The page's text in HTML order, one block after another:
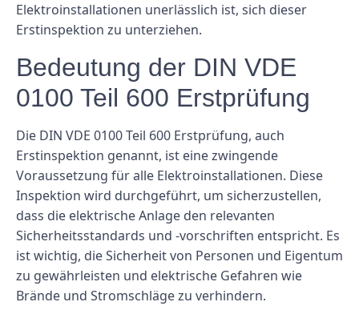
Elektroinstallationen unerlässlich ist, sich dieser
Erstinspektion zu unterziehen.
Bedeutung der DIN VDE
0100 Teil 600 Erstprüfung
Die DIN VDE 0100 Teil 600 Erstprüfung, auch
Erstinspektion genannt, ist eine zwingende
Voraussetzung für alle Elektroinstallationen. Diese
Inspektion wird durchgeführt, um sicherzustellen,
dass die elektrische Anlage den relevanten
Sicherheitsstandards und -vorschriften entspricht. Es
ist wichtig, die Sicherheit von Personen und Eigentum
zu gewährleisten und elektrische Gefahren wie
Brände und Stromschläge zu verhindern.